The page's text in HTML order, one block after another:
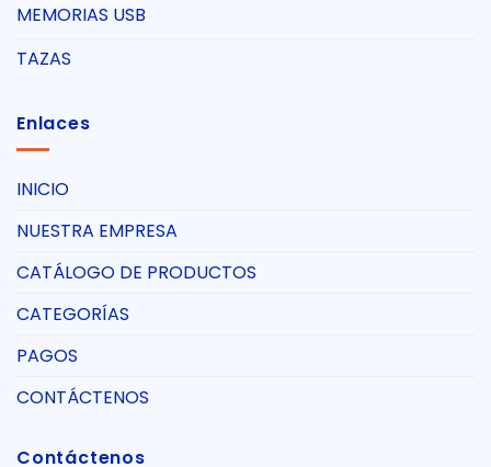
MEMORIAS USB
TAZAS
Enlaces
INICIO
NUESTRA EMPRESA
CATÁLOGO DE PRODUCTOS
CATEGORÍAS
PAGOS
CONTÁCTENOS
Contáctenos